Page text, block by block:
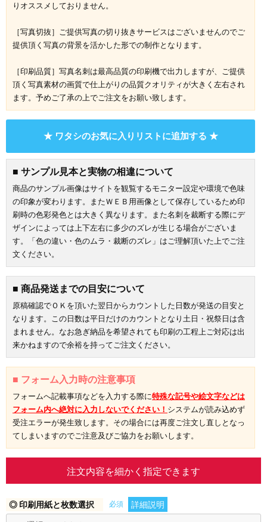
りオススメしておりません。
［写真切抜］ご提供写真の切り抜きサービスはございませんのでご
提供頂く写真の背景を活かした形での制作となります。
［印刷品質］写真名刺は最高品質の印刷機で出力しますが、ご提供
頂く写真素材の画質で仕上がりの品質クオリティが大きく左右され
ます。予めご了承の上でご注文をお願い致します。
★ ワタシのお気に入りリストに追加する ★
■ サンプル見本と実物の相違について
商品のサンプル画像はサイトを観覧するモニター設定や環境で色味
の印象が変わります。またＷＥＢ用画像として保存しているため印
刷時の色彩発色とは大きく異なります。また名刺を裁断する際にデ
ザインによっては上下左右に多少のズレが生じる場合がございま
す。「色の違い・色のムラ・裁断のズレ」はご理解頂いた上でご注
文ください。
■ 商品発送までの目安について
原稿確認でＯＫを頂いた翌日からカウントした日数が発送の目安と
なります。この日数は平日だけのカウントとなり土日・祝祭日は含
まれません。なお急ぎ納品を希望されても印刷の工程上ご対応は出
来かねますので余裕を持ってご注文ください。
■ フォーム入力時の注意事項
フォームへ記載事項などを入力する際に特殊な記号や絵文字などは
フォーム内へ絶対に入力しないでください！ システムが読み込めず
受注エラーが発生致します。その場合には再度ご注文し直しとなっ
てしまいますのでご注意及びご協力をお願いします。
注文内容を細かく指定できます
◎ 印刷用紙と枚数選択 必須 詳細説明